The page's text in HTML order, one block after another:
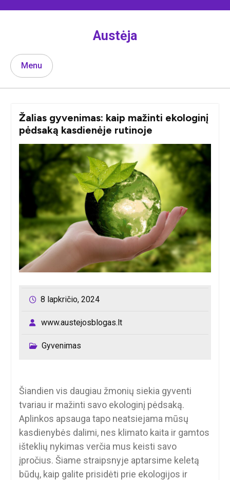
Austėja
Menu
Žalias gyvenimas: kaip mažinti ekologinį
pėdsaką kasdienėje rutinoje
8 lapkričio, 2024
www.austejosblogas.lt
Gyvenimas
Šiandien vis daugiau žmonių siekia gyventi
tvariau ir mažinti savo ekologinį pėdsaką.
Aplinkos apsauga tapo neatsiejama mūsų
kasdienybės dalimi, nes klimato kaita ir gamtos
išteklių nykimas verčia mus keisti savo
įpročius. Šiame straipsnyje aptarsime keletą
būdų, kaip galite prisidėti prie ekologijos ir